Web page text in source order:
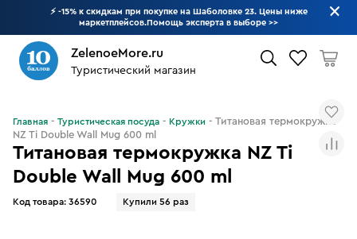
⚡ -15% к скидкам при покупке на Шаболовке 23. Цены ниже
маркетплейсов.Помощь эксперта в выборе >>
ZelenoeMore.ru
Туристический магазин
Титановая термокружка NZ Ti
Double Wall Mug 600 ml
Код товара: 36590 Купили 56 раз
Главная Туристическая посуда Кружки
Титановая термокружка
NZ Ti Double Wall Mug 600 ml